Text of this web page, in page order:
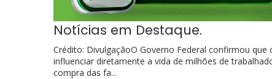
Notícias em Destaque.
Crédito: DivulgaçãoO Governo Federal confirmou
influenciar diretamente a vida de milhões de
compra das fa...